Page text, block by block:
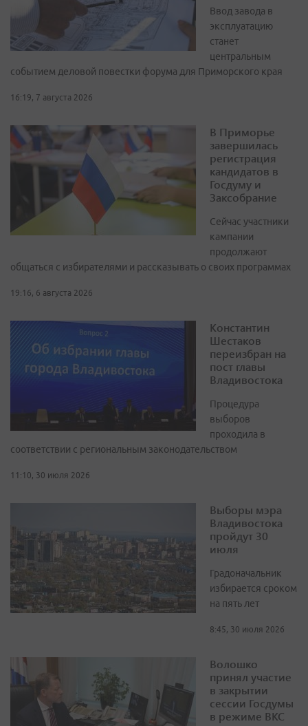
Ввод завода в
эксплуатацию
станет
центральным
событием деловой повестки форума для Приморского края
16:19, 7 августа 2026
В Приморье
завершилась
регистрация
кандидатов в
Госдуму и
Заксобрание
Сейчас участники
кампании
продолжают
общаться с избирателями и рассказывать о своих программах
19:16, 6 августа 2026
Константин
Шестаков
переизбран на
пост главы
Владивостока
Процедура
выборов
проходила в
соответствии с региональным законодательством
11:10, 30 июля 2026
Выборы мэра
Владивостока
пройдут 30
июля
Градоначальник
избирается сроком
на пять лет
8:45, 30 июля 2026
Волошко
принял участие
в закрытии
сессии Госдумы
в режиме ВКС